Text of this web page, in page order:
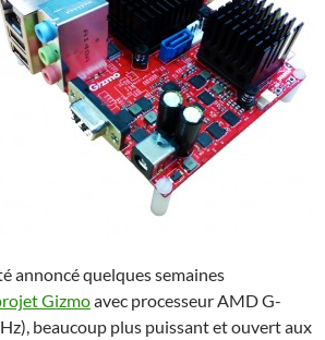
annoncé quelques semaines
Gizmoavec processeur AMD G-
beaucoup plus puissant et ouvert aux